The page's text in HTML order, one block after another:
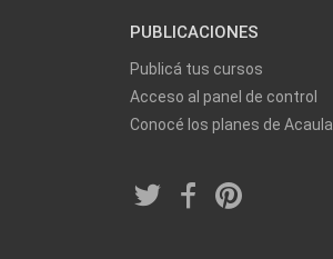
PUBLICACIONES
Publicá tus cursos
Acceso al panel de control
Conocé los planes de Acaula